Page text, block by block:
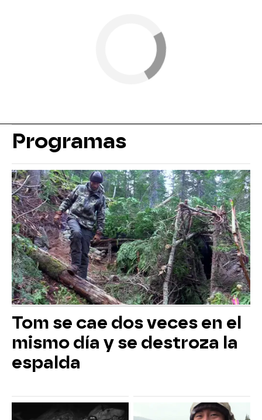
Programas
Tom se cae dos veces en el
mismo día y se destroza la
espalda